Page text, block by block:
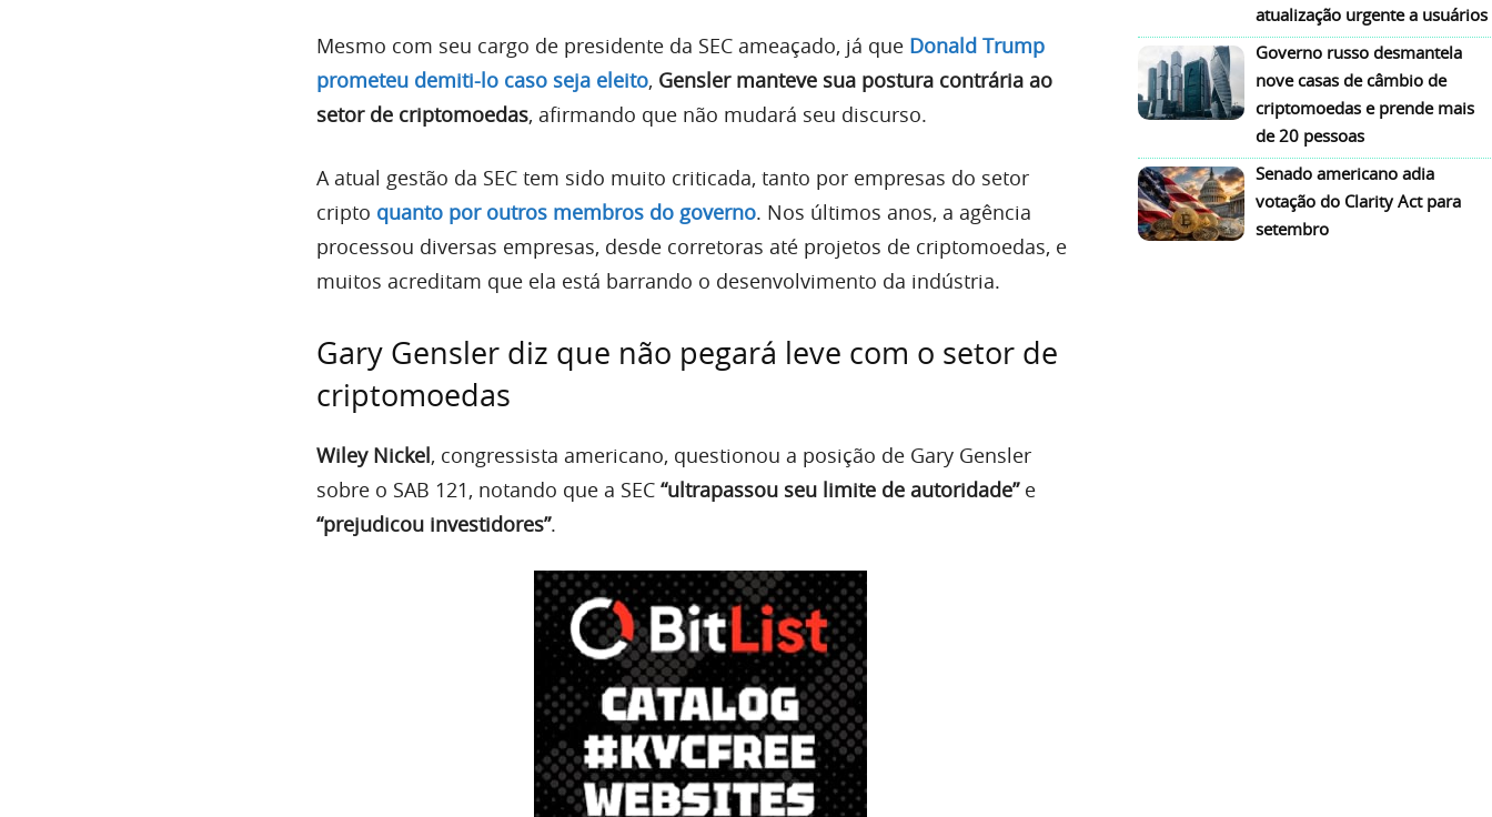
Mesmo com seu cargo de presidente da SEC ameaçado, já que Donald Trump
prometeu demiti-lo caso seja eleito, Gensler manteve sua postura contrária ao
setor de criptomoedas, afirmando que não mudará seu discurso.
A atual gestão da SEC tem sido muito criticada, tanto por empresas do setor
cripto quanto por outros membros do governo. Nos últimos anos, a agência
processou diversas empresas, desde corretoras até projetos de criptomoedas, e
muitos acreditam que ela está barrando o desenvolvimento da indústria.
Gary Gensler diz que não pegará leve com o setor de
criptomoedas
Wiley Nickel, congressista americano, questionou a posição de Gary Gensler
sobre o SAB 121, notando que a SEC “ultrapassou seu limite de autoridade”e
“prejudicou investidores”.
atualização urgente a usuários
Governo russo desmantela
nove casas de câmbio de
criptomoedas e prende mais
de 20 pessoas
Senado americano adia
votação do Clarity Act para
setembro